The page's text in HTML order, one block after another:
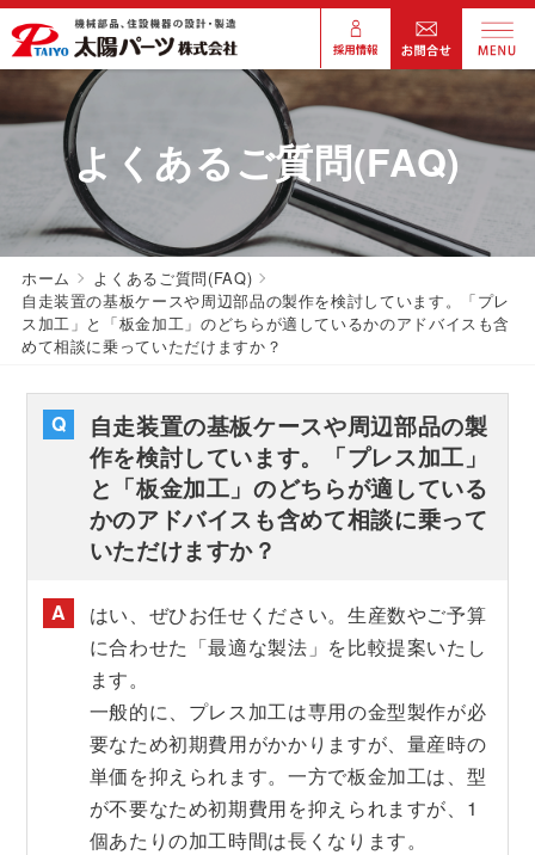
よくあるご質問(FAQ)
ホーム
よくあるご質問(FAQ)
自走装置の基板ケースや周辺部品の製作を検討しています。「プレ
ス加工」と「板金加工」のどちらが適しているかのアドバイスも含
めて相談に乗っていただけますか？
自走装置の基板ケースや周辺部品の製
作を検討しています。「プレス加工」
と「板金加工」のどちらが適している
かのアドバイスも含めて相談に乗って
いただけますか？
はい、ぜひお任せください。生産数やご予算
に合わせた「最適な製法」を比較提案いたし
ます。
一般的に、プレス加工は専用の金型製作が必
要なため初期費用がかかりますが、量産時の
単価を抑えられます。一方で板金加工は、型
が不要なため初期費用を抑えられますが、1
個あたりの加工時間は長くなります。